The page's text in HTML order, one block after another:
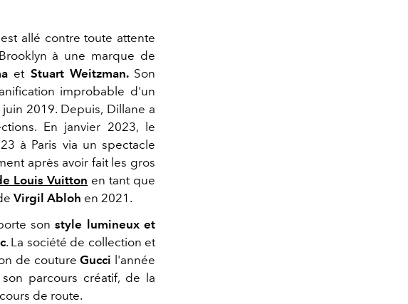
allé contre toute attente
à une marque de
et Stuart Weitzman. Son
improbable d'un
2019. Depuis, Dillane a
En janvier 2023, le
à Paris via un spectacle
après avoir fait les gros
Louis Vuitton en tant que
Virgil Abloh en 2021.
sonstyle lumineux et
. La société de collection et
de coutureGucci l'année
parcours créatif, de la
de route.